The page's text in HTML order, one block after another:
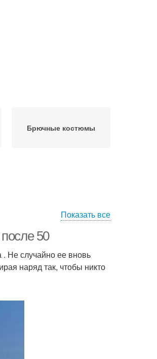
Брючные костюмы
Показать все
50
Не случайно ее вновь
наряд так, чтобы никто